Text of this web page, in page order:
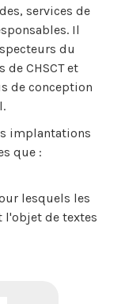
services de
Il
du
CHSCT et
de conception
implantations
que :
lesquels les
l'objet de textes